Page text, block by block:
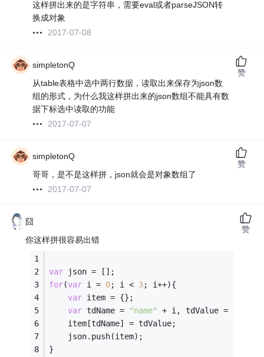
这样拼出来的是字符串，需要eval或者parseJSON转
换成对象
2017-07-08
simpletonQ
从table表格中选中两行数据，读取出来保存为json数
组的形式，为什么我这样拼出来的json数组不能具有数
据下标选中读取的功能
2017-07-07
赞
simpletonQ
哥哥，是不是这样拼，json就会是对象数组了
2017-07-07
赞
囧
你这样拼很容易出错
var json = [];
for(var i = 0; i < 3; i++){
var item = {};
var tdName = "name" + i, tdValue =
	item[tdName] = tdValue;
	json.push(item);
}
赞